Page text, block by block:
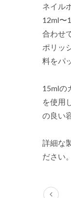
ネイル
12ml〜
合わせ
ポリッ
料をパ
15mlの
を使用
の良い
詳細な
ださい。